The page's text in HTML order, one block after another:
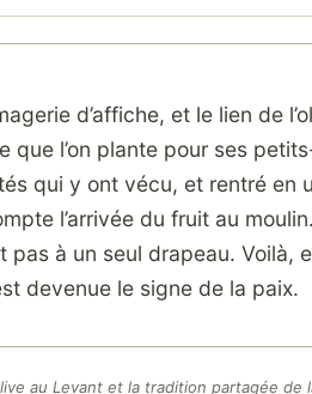
d’affiche, et le lien de
que l’on plante pour ses
qui y ont vécu, et rentré en
l’arrivée du fruit au
pas à un seul drapeau. Voilà,
devenue le signe de la paix.
au Levant et la tradition partagée de